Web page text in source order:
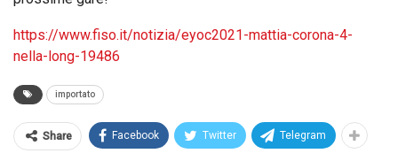
https://www.fiso.it/notizia/eyoc2021-mattia-corona-4-
nella-long-19486
importato
Share Facebook Twitter Telegram